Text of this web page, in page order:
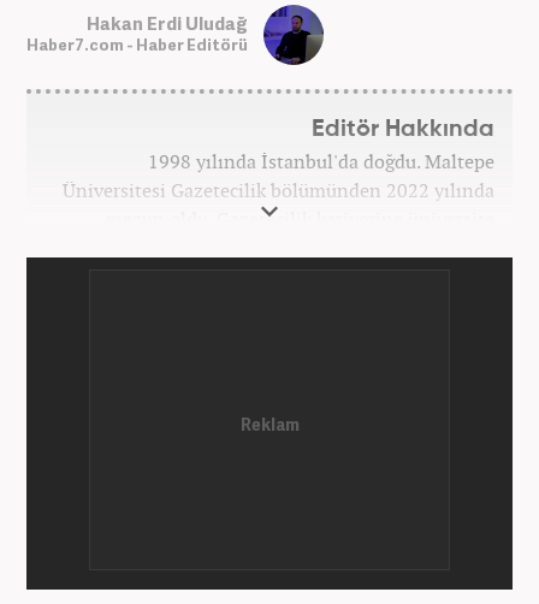
Hakan Erdi Uludağ
Haber7.com - Haber Editörü
Editör Hakkında
1998 yılında İstanbul'da doğdu. Maltepe
Üniversitesi Gazetecilik bölümünden 2022 yılında
mezun oldu. Gazetecilik kariyerine üniversite